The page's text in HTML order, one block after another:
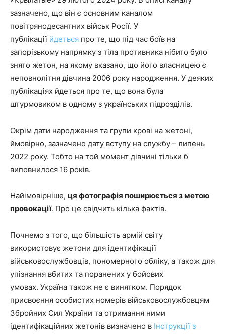
зазначено, що він є основним каналом
повітрянодесантних військ Росії. У
публікації йдеться про те, що під час боїв на
запорізькому напрямку з тіла противника нібито було
знято жетон, на якому вказано, що його власницею є ​​
неповнолітня дівчина 2006 року народження. У деяких
публікаціях йдеться про те, що вона була
штурмовиком в одному з українських підрозділів.
Окрім дати народження та групи крові на жетоні,
ймовірно, зазначено дату вступу на службу – липень
2022 року. Тобто на той момент дівчині тільки б
виповнилося 16 років.
Найімовірніше, ця фотографія поширюється з метою
провокації. Про це свідчить кілька фактів.
Почнемо з того, що більшість армій світу
використовує жетони для ідентифікації
військовослужбовців, пономерного обліку, а також для
упізнання вбитих та поранених у бойових
умовах. Україна також не є винятком. Порядок
присвоєння особистих номерів військовослужбовцям
Збройних Сил України та отримання ними
ідентифікаційних жетонів визначено в Інструкції з